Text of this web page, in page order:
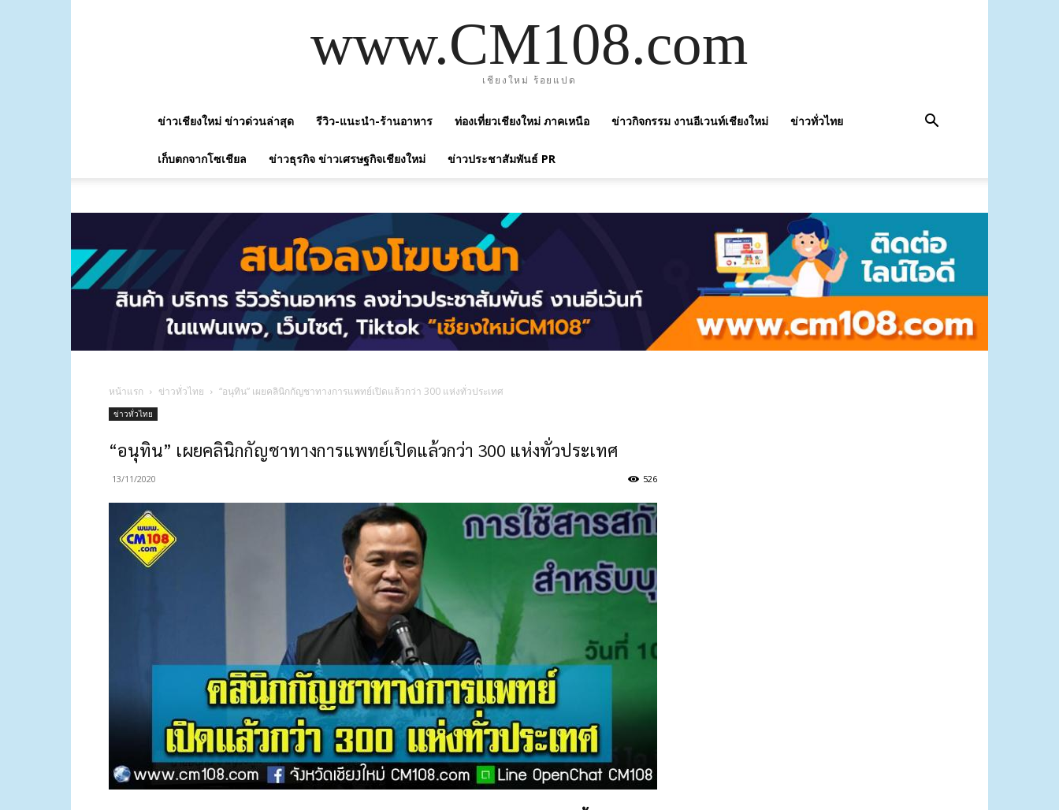
www.CM108.com
เชียงใหม่ ร้อยแปด
ข่าวเชียงใหม่ ข่าวด่วนล่าสุด รีวิว-แนะนำ-ร้านอาหาร ท่องเที่ยวเชียงใหม่ ภาคเหนือ ข่าวกิจกรรม งานอีเวนท์เชียงใหม่ ข่าวทั่วไทย
เก็บตกจากโซเชียล ข่าวธุรกิจ ข่าวเศรษฐกิจเชียงใหม่ ข่าวประชาสัมพันธ์ PR
หน้าแรก ข่าวทั่วไทย “อนุทิน” เผยคลินิกกัญชาทางการแพทย์เปิดแล้วกว่า 300 แห่งทั่วประเทศ
ข่าวทั่วไทย
“อนุทิน” เผยคลินิกกัญชาทางการแพทย์เปิดแล้วกว่า 300 แห่งทั่วประเทศ
13/11/2020 526